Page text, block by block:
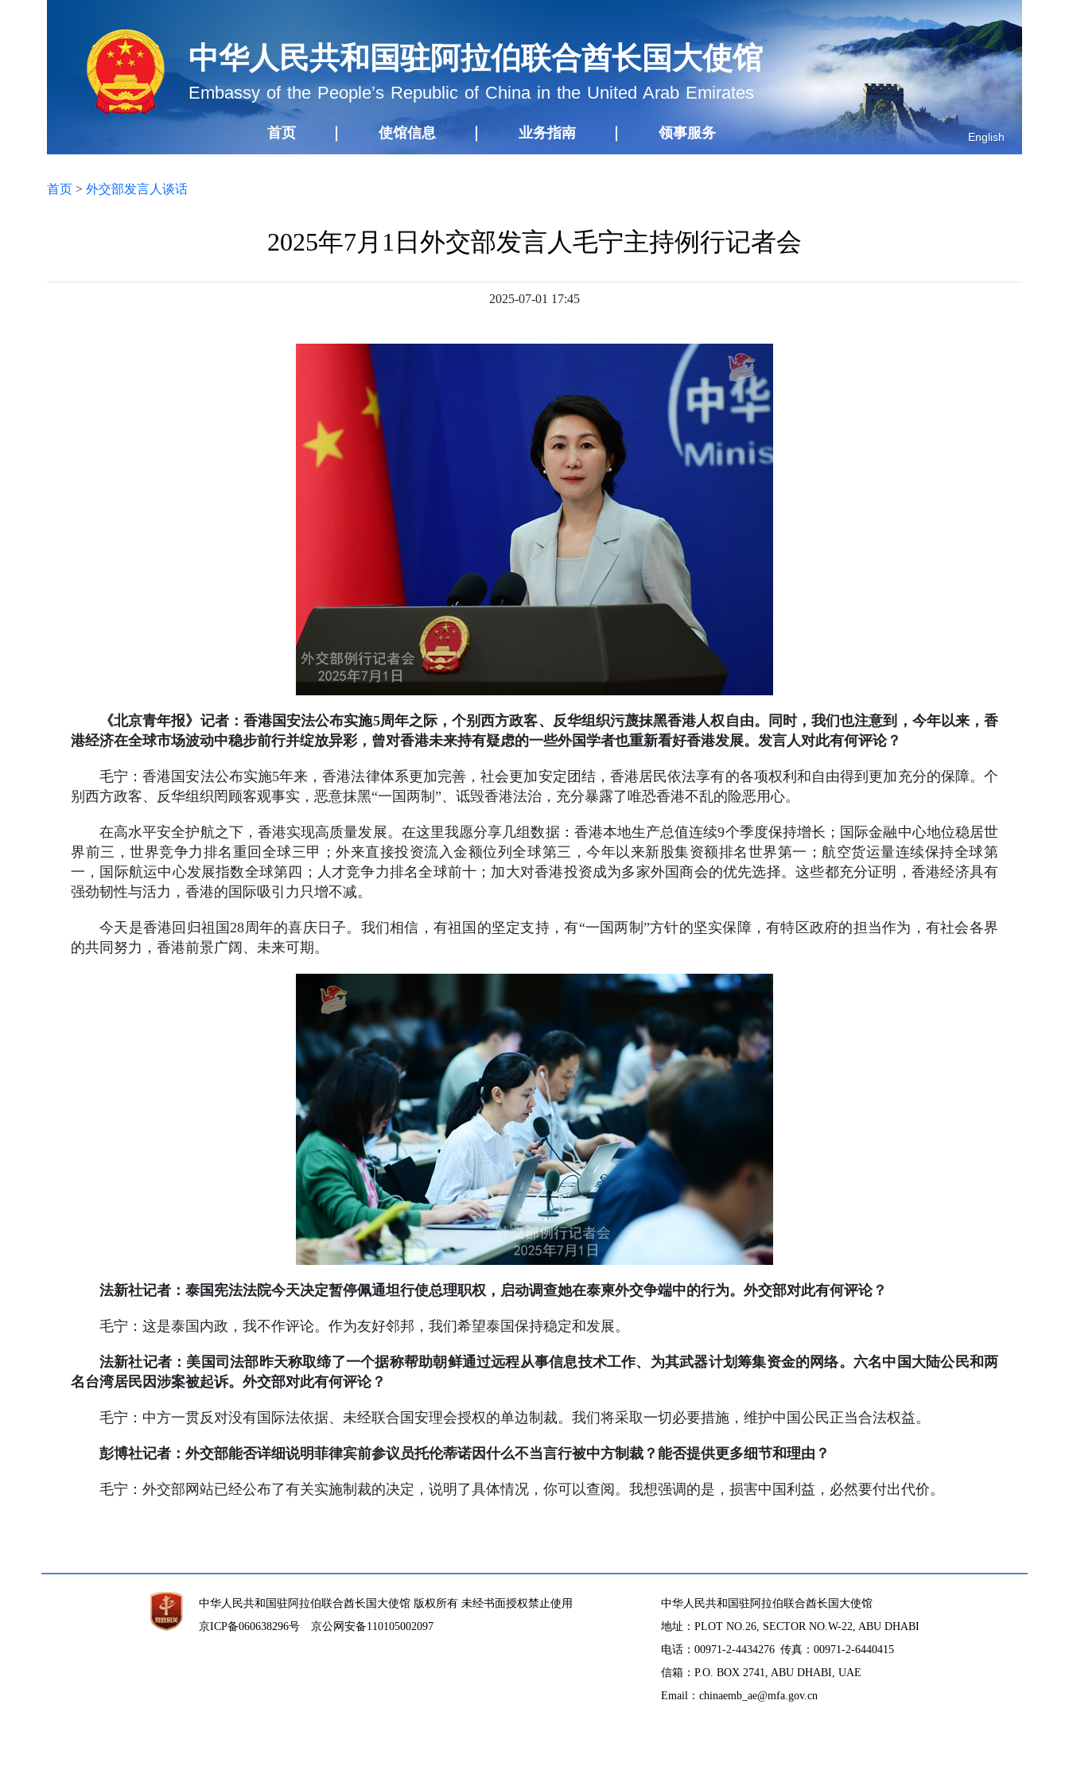
中华人民共和国驻阿拉伯联合酋长国大使馆
Embassy of the People’s Republic of China in the United Arab Emirates
首页 使馆信息 业务指南 领事服务 English
首页 > 外交部发言人谈话
2025年7月1日外交部发言人毛宁主持例行记者会
2025-07-01 17:45
《北京青年报》记者：香港国安法公布实施5周年之际，个别西方政客、反华组织污蔑抹黑香港人权自由。同时，我们也注意到，今年以来，香
港经济在全球市场波动中稳步前行并绽放异彩，曾对香港未来持有疑虑的一些外国学者也重新看好香港发展。发言人对此有何评论？
毛宁：香港国安法公布实施5年来，香港法律体系更加完善，社会更加安定团结，香港居民依法享有的各项权利和自由得到更加充分的保障。个
别西方政客、反华组织罔顾客观事实，恶意抹黑“一国两制”、诋毁香港法治，充分暴露了唯恐香港不乱的险恶用心。
在高水平安全护航之下，香港实现高质量发展。在这里我愿分享几组数据：香港本地生产总值连续9个季度保持增长；国际金融中心地位稳居世
界前三，世界竞争力排名重回全球三甲；外来直接投资流入金额位列全球第三，今年以来新股集资额排名世界第一；航空货运量连续保持全球第
一，国际航运中心发展指数全球第四；人才竞争力排名全球前十；加大对香港投资成为多家外国商会的优先选择。这些都充分证明，香港经济具有
强劲韧性与活力，香港的国际吸引力只增不减。
今天是香港回归祖国28周年的喜庆日子。我们相信，有祖国的坚定支持，有“一国两制”方针的坚实保障，有特区政府的担当作为，有社会各界
的共同努力，香港前景广阔、未来可期。
法新社记者：泰国宪法法院今天决定暂停佩通坦行使总理职权，启动调查她在泰柬外交争端中的行为。外交部对此有何评论？
毛宁：这是泰国内政，我不作评论。作为友好邻邦，我们希望泰国保持稳定和发展。
法新社记者：美国司法部昨天称取缔了一个据称帮助朝鲜通过远程从事信息技术工作、为其武器计划筹集资金的网络。六名中国大陆公民和两
名台湾居民因涉案被起诉。外交部对此有何评论？
毛宁：中方一贯反对没有国际法依据、未经联合国安理会授权的单边制裁。我们将采取一切必要措施，维护中国公民正当合法权益。
彭博社记者：外交部能否详细说明菲律宾前参议员托伦蒂诺因什么不当言行被中方制裁？能否提供更多细节和理由？
毛宁：外交部网站已经公布了有关实施制裁的决定，说明了具体情况，你可以查阅。我想强调的是，损害中国利益，必然要付出代价。
中华人民共和国驻阿拉伯联合酋长国大使馆 版权所有 未经书面授权禁止使用
京ICP备060638296号
京公网安备110105002097
中华人民共和国驻阿拉伯联合酋长国大使馆
地址：PLOT NO.26, SECTOR NO.W-22, ABU DHABI
电话：00971-2-4434276 传真：00971-2-6440415
信箱：P.O. BOX 2741, ABU DHABI, UAE
Email：chinaemb_ae@mfa.gov.cn